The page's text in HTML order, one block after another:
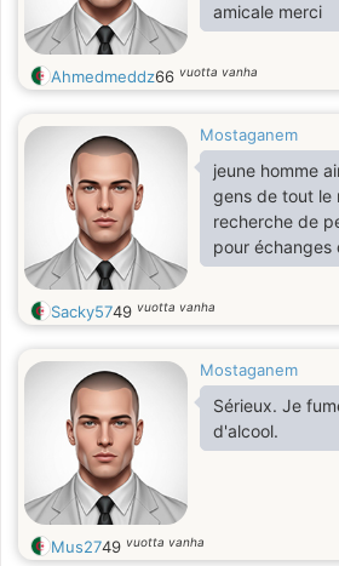
amicale merci
Ahmedmeddz66 vuotta vanha
Mostaganem
jeune homme
gens de tout le
recherche de
pour échanges
Sacky5749 vuotta vanha
Mostaganem
Sérieux. Je
d'alcool.
Mus2749 vuotta vanha